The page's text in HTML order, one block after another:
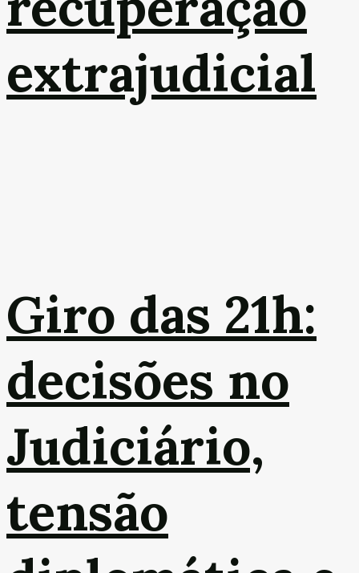
extrajudicial
Giro das 21h:
decisões no
Judiciário,
tensão